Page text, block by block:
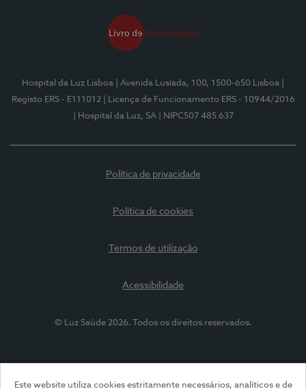
Este website utiliza cookies estritamente necessários, analíticos e de
Hospital da Luz Lisboa | Avenida Lusíada, 100, 1500-650 Lisboa
Registo ERS - E111012
| Licença de Funcionamento ERS - 10944/2016
| Hospital da Luz, SA
| NIPC507 485 637
Política de privacidade
Política de cookies
Termos de utilização
Acessibilidade
© Luz Saúde 2026. Todos os direitos reservados.